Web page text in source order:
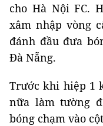
cho Hà Nội FC.
xâm nhập vòng
đánh đầu đưa
Đà Nẵng.
Trước khi hiệp 1
nữa làm tường
bóng chạm vào